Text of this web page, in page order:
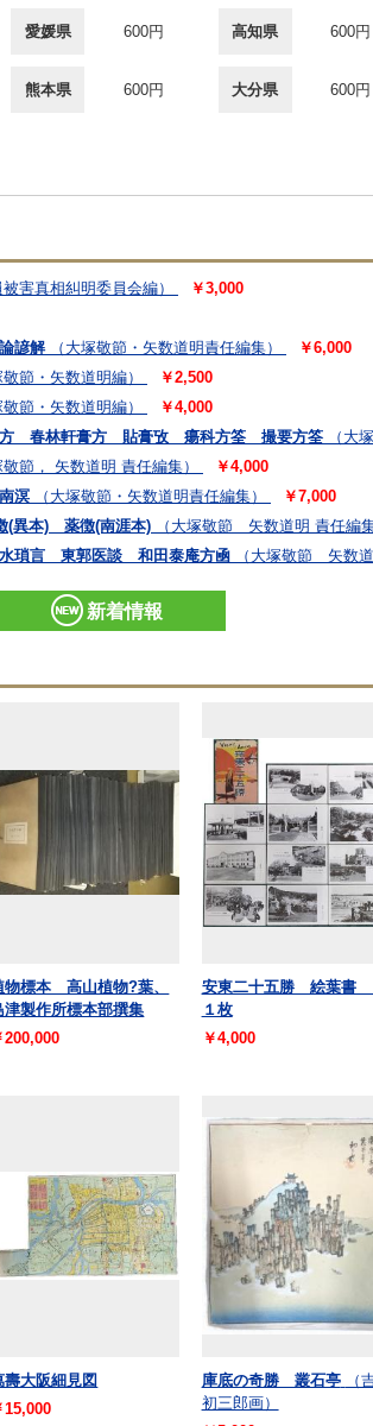
愛媛県 600円 高知県 600円
熊本県 600円 大分県 600円
害真相糾明委員会編）
￥3,000
諺解
（大塚敬節・矢数道明責任編集）
￥6,000
敬節・矢数道明編）
￥2,500
敬節・矢数道明編）
￥4,000
春林軒膏方 貼膏攷 瘍科方筌 撮要方筌
（大
敬節， 矢数道明 責任編集）
￥4,000
溟
（大塚敬節・矢数道明責任編集）
￥7,000
本) 薬徴(南涯本)
（大塚敬節 矢数道明 責任編集
瑣言 東郭医談 和田泰庵方凾
（大塚敬節 矢数
新着情報
物標本 高山植物?葉、
津製作所標本部撰集
200,000
安東二十五勝 絵葉書
１枚
￥4,000
壽大阪細見図
15,000
庫底の奇勝 叢石亭
（
初三郎画）